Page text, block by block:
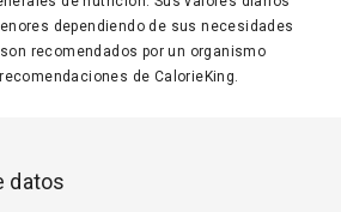
dependiendo de sus necesidades
recomendados por un organismo
de CalorieKing.
datos